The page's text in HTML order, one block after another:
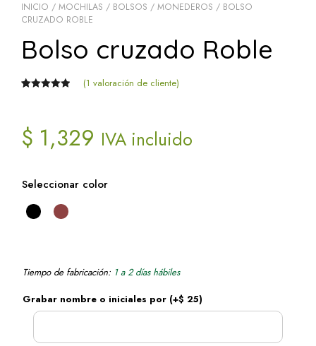
INICIO / MOCHILAS / BOLSOS / MONEDEROS / BOLSO
CRUZADO ROBLE
Bolso cruzado Roble
5 en base a
valoración
(1 valoración de cliente)
$ 1,329 IVA incluido
Seleccionar color
Tiempo de fabricación: 1 a 2 días hábiles
Grabar nombre o iniciales por (+$ 25)